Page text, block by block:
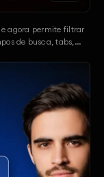
agora permite filtrar
de busca, tabs,